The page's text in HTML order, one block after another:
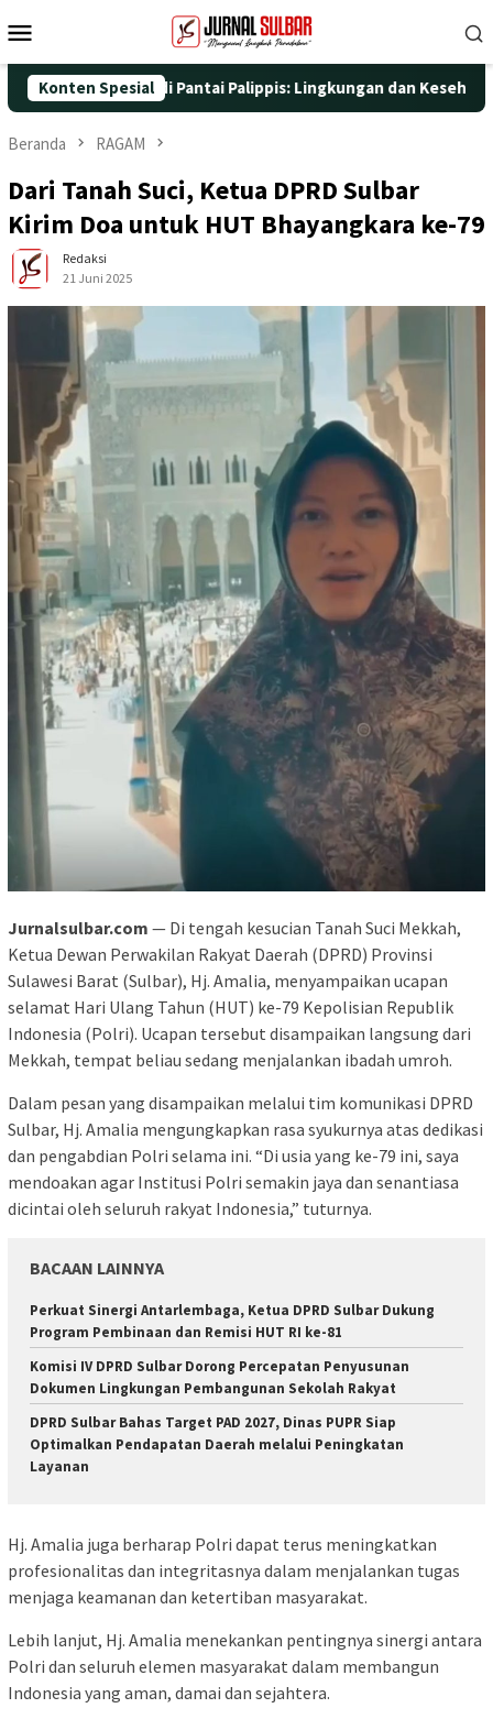
ke
Mobile
Konten Spesial
Aksi Nyata di Pantai Palippis: Lingkungan dan Kesehatan Jadi
Beranda RAGAM
Dari Tanah Suci, Ketua DPRD Sulbar
Kirim Doa untuk HUT Bhayangkara ke-79
Redaksi
21 Juni 2025
Jurnalsulbar.com — Di tengah kesucian Tanah Suci Mekkah,
Ketua Dewan Perwakilan Rakyat Daerah (DPRD) Provinsi
Sulawesi Barat (Sulbar), Hj. Amalia, menyampaikan ucapan
selamat Hari Ulang Tahun (HUT) ke-79 Kepolisian Republik
Indonesia (Polri). Ucapan tersebut disampaikan langsung dari
Mekkah, tempat beliau sedang menjalankan ibadah umroh.
Dalam pesan yang disampaikan melalui tim komunikasi DPRD
Sulbar, Hj. Amalia mengungkapkan rasa syukurnya atas dedikasi
dan pengabdian Polri selama ini. “Di usia yang ke-79 ini, saya
mendoakan agar Institusi Polri semakin jaya dan senantiasa
dicintai oleh seluruh rakyat Indonesia,” tuturnya.
BACAAN LAINNYA
Perkuat Sinergi Antarlembaga, Ketua DPRD Sulbar Dukung
Program Pembinaan dan Remisi HUT RI ke-81
Komisi IV DPRD Sulbar Dorong Percepatan Penyusunan
Dokumen Lingkungan Pembangunan Sekolah Rakyat
DPRD Sulbar Bahas Target PAD 2027, Dinas PUPR Siap
Optimalkan Pendapatan Daerah melalui Peningkatan
Layanan
Hj. Amalia juga berharap Polri dapat terus meningkatkan
profesionalitas dan integritasnya dalam menjalankan tugas
menjaga keamanan dan ketertiban masyarakat.
Lebih lanjut, Hj. Amalia menekankan pentingnya sinergi antara
Polri dan seluruh elemen masyarakat dalam membangun
Indonesia yang aman, damai dan sejahtera.